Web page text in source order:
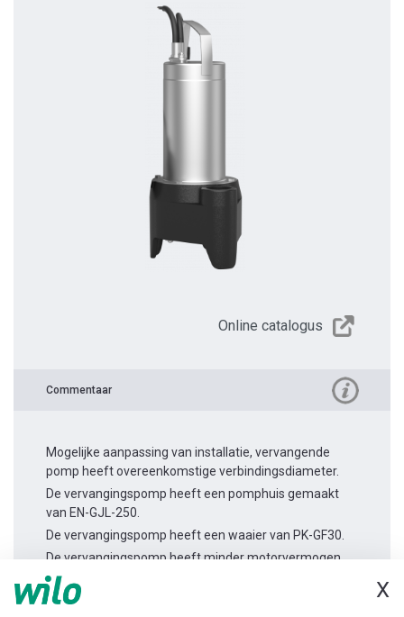
X
Online catalogus
Commentaar
Mogelijke aanpassing van installatie, vervangende
pomp heeft overeenkomstige verbindingsdiameter.
De vervangingspomp heeft een pomphuis gemaakt
van EN-GJL-250.
De vervangingspomp heeft een waaier van PK-GF30.
De vervangingspomp heeft minder motorvermogen.